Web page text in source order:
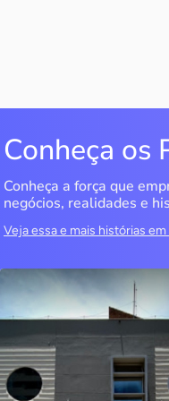
Conheça os
Conheça a força que
negócios, realidades e
Veja essa e mais histórias
Infoecia Software
Ltda
Londrina / PR
Com mais de 20 anos de
mercado, o empresário
contou com o Sebrae